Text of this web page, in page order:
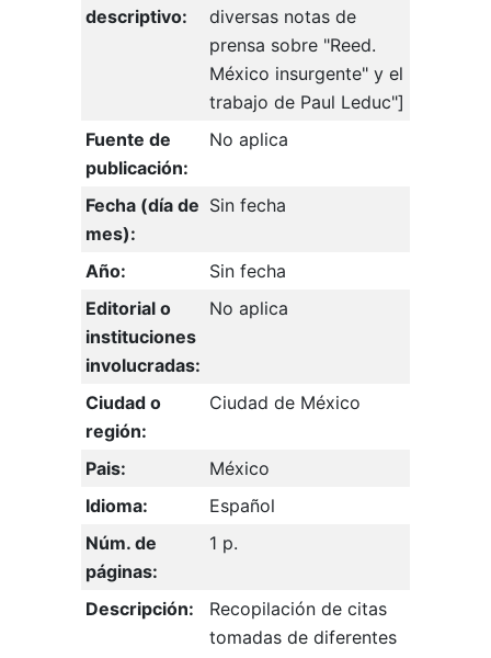
descriptivo:
diversas notas de
prensa sobre "Reed.
México insurgente" y el
trabajo de Paul Leduc"]
Fuente de
publicación:
No aplica
Fecha (día de
mes):
Sin fecha
Año:
Sin fecha
Editorial o
instituciones
involucradas:
No aplica
Ciudad o
región:
Ciudad de México
Pais:
México
Idioma:
Español
Núm. de
páginas:
1 p.
Descripción:
Recopilación de citas
tomadas de diferentes